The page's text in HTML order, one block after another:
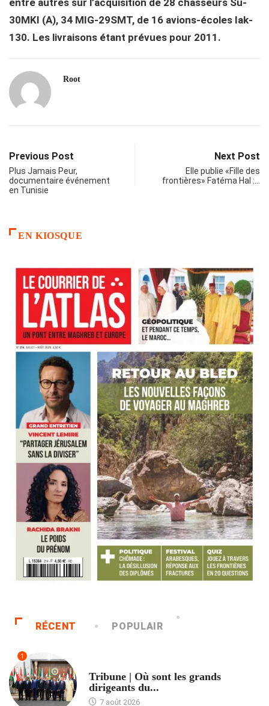
entre autres sur l’acquisition de 28 chasseurs Su-
30MKI (A), 34 MIG-29SMT, de 16 avions-écoles Iak-
130. Les livraisons étant prévues pour 2011.
Root
Previous Post
Plus Jamais Peur,
documentaire événement
en Tunisie
Next Post
Elle publie «Fille des
frontières» Fatéma Hal :…
EN KIOSQUE
RÉCENT POPULAIR
1
Tribune | Où sont les grands
dirigeants du...
7 août 2026